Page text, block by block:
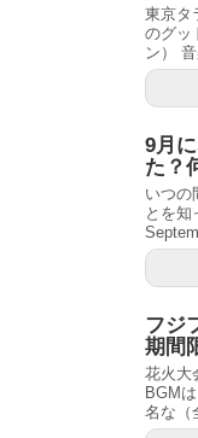
東京タ
のグッ
ン）
9月
た？
いつの
とを知
フジ
期間
花火大
BGM
名な（